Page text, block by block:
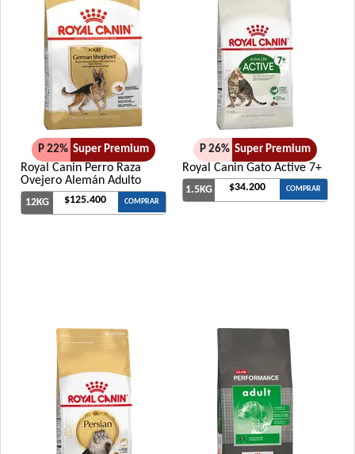
P 22% Super Premium
Royal Canin Perro Raza
Ovejero Alemán Adulto
12KG $125.400 COMPRAR
P 26% Super Premium
Royal Canin Gato Active 7+
1.5KG $34.200 COMPRAR